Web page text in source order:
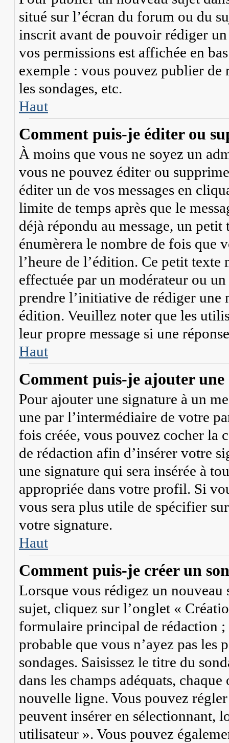
situé sur l’écran du forum ou du
inscrit avant de pouvoir rédiger
vos permissions est affichée en
exemple : vous pouvez publier de
les sondages, etc.
Haut
Comment puis-je éditer ou
À moins que vous ne soyez un
vous ne pouvez éditer ou
éditer un de vos messages en
limite de temps après que le
déjà répondu au message, un petit
énumèrera le nombre de fois que
l’heure de l’édition. Ce petit texte
effectuée par un modérateur ou
prendre l’initiative de rédiger une
édition. Veuillez noter que les
leur propre message si une
Haut
Comment puis-je ajouter une
Pour ajouter une signature à un
une par l’intermédiaire de votre
fois créée, vous pouvez cocher la
de rédaction afin d’insérer votre
une signature qui sera insérée à
appropriée dans votre profil. Si
vous sera plus utile de spécifier
votre signature.
Haut
Comment puis-je créer un
Lorsque vous rédigez un nouveau
sujet, cliquez sur l’onglet «
formulaire principal de rédaction ;
probable que vous n’ayez pas les
sondages. Saisissez le titre du
dans les champs adéquats,
nouvelle ligne. Vous pouvez
peuvent insérer en sélectionnant,
utilisateur ». Vous pouvez